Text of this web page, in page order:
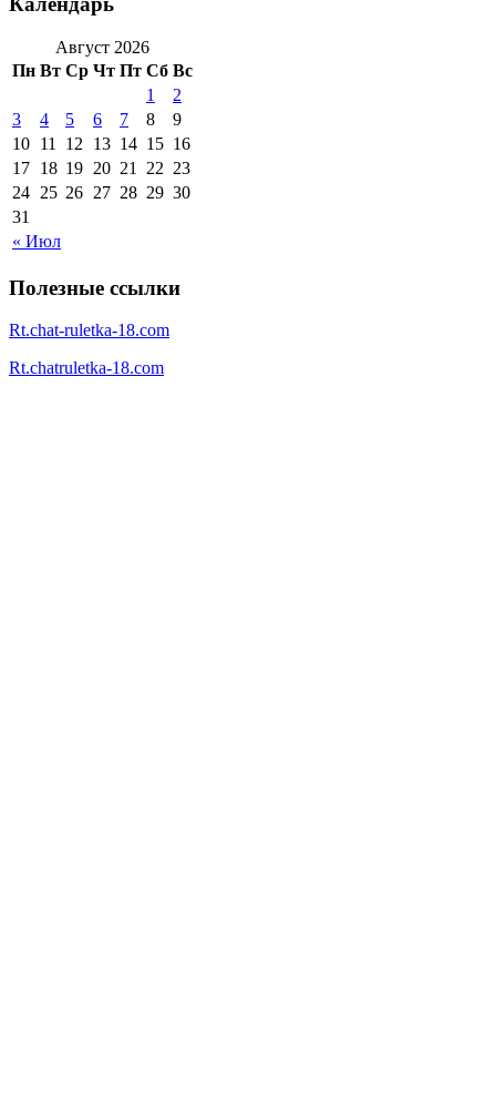
Август 2026
Пн Вт Ср Чт Пт Сб Вс
« Июл
1
2
3
4 5 6 7 8
9
10 11 12 13 14 15 16
17 18 19 20 21 22 23
24 25 26 27 28 29 30
31
Полезные ссылки
Rt.chat-ruletka-18.com
Rt.chatruletka-18.com